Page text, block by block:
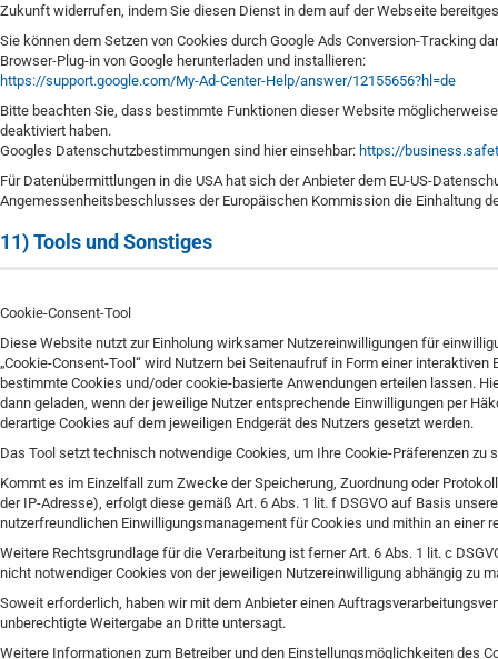
Zukunft widerrufen, indem Sie diesen Dienst in dem auf der Webseite
Sie können dem Setzen von Cookies durch Google Ads Conversion-Tracking
Browser-Plug-in von Google herunterladen und installieren:
https://support.google.com/My-Ad-Center-Help/answer/12155656?hl=de
Bitte beachten Sie, dass bestimmte Funktionen dieser Website
deaktiviert haben.
Googles Datenschutzbestimmungen sind hier einsehbar: https://
Für Datenübermittlungen in die USA hat sich der Anbieter dem EU-US-
Angemessenheitsbeschlusses der Europäischen Kommission die Einhaltung
11) Tools und Sonstiges
Cookie-Consent-Tool
Diese Website nutzt zur Einholung wirksamer Nutzereinwilligungen für
„Cookie-Consent-Tool“ wird Nutzern bei Seitenaufruf in Form einer
bestimmte Cookies und/oder cookie-basierte Anwendungen erteilen lassen.
dann geladen, wenn der jeweilige Nutzer entsprechende Einwilligungen per
derartige Cookies auf dem jeweiligen Endgerät des Nutzers gesetzt werden.
Das Tool setzt technisch notwendige Cookies, um Ihre Cookie-Präferenzen
Kommt es im Einzelfall zum Zwecke der Speicherung, Zuordnung oder
der IP-Adresse), erfolgt diese gemäß Art. 6 Abs. 1 lit. f DSGVO auf Basis
nutzerfreundlichen Einwilligungsmanagement für Cookies und mithin an
Weitere Rechtsgrundlage für die Verarbeitung ist ferner Art. 6 Abs. 1 lit. c
nicht notwendiger Cookies von der jeweiligen Nutzereinwilligung abhängig zu
Soweit erforderlich, haben wir mit dem Anbieter einen
unberechtigte Weitergabe an Dritte untersagt.
Weitere Informationen zum Betreiber und den Einstellungsmöglichkeiten des